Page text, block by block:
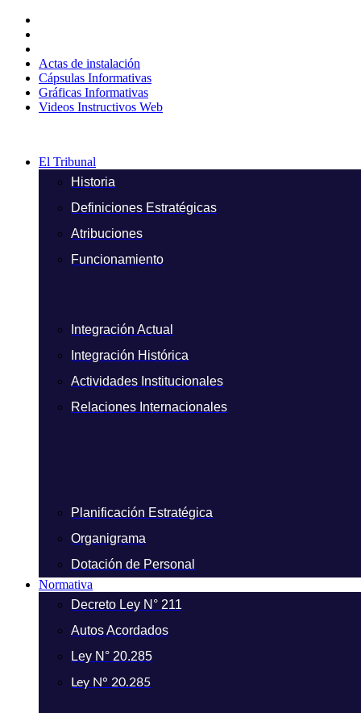
contenido
Actas de instalación
Cápsulas Informativas
Gráficas Informativas
Videos Instructivos Web
El Tribunal
Historia
Definiciones Estratégicas
Atribuciones
Funcionamiento
Integración Actual
Integración Histórica
Actividades Institucionales
Relaciones Internacionales
Planificación Estratégica
Organigrama
Dotación de Personal
Normativa
Decreto Ley N° 211
Autos Acordados
Ley N° 20.285
Ley N° 20.285